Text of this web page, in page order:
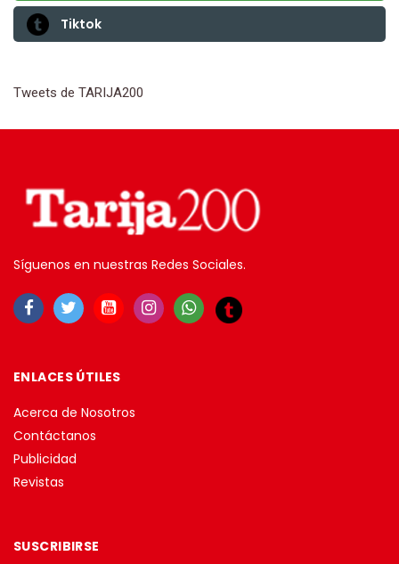
Tiktok
Tweets de TARIJA200
Síguenos en nuestras Redes Sociales.
ENLACES ÚTILES
Acerca de Nosotros
Contáctanos
Publicidad
Revistas
SUSCRIBIRSE